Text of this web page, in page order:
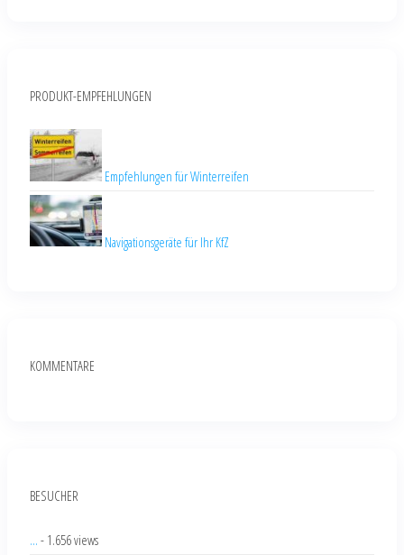
PRODUKT-EMPFEHLUNGEN
Empfehlungen für Winterreifen
Navigationsgeräte für Ihr KfZ
KOMMENTARE
BESUCHER
... - 1.656 views